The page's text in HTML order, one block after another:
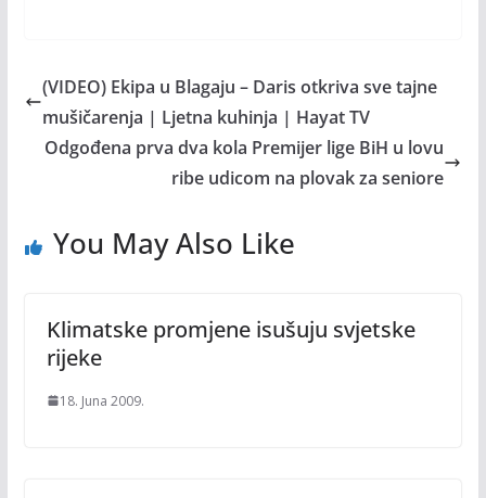
(VIDEO) Ekipa u Blagaju – Daris otkriva sve tajne
mušičarenja | Ljetna kuhinja | Hayat TV
Odgođena prva dva kola Premijer lige BiH u lovu
ribe udicom na plovak za seniore
You May Also Like
Klimatske promjene isušuju svjetske
rijeke
18. Juna 2009.